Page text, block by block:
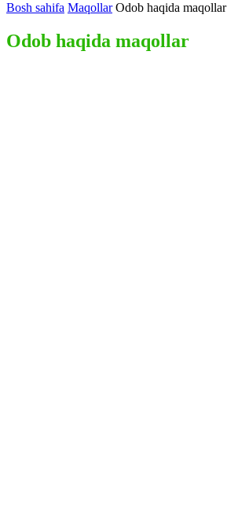
Bosh sahifa Maqollar Odob haqida maqollar
Odob haqida maqollar